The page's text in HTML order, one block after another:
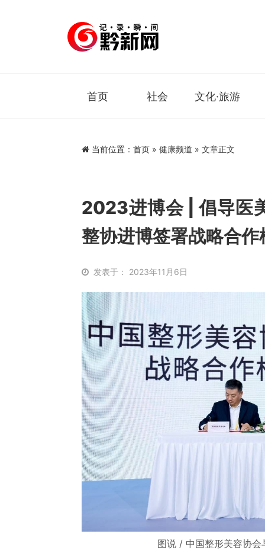
首页 社会 文化·旅游
当前位置： 首页 » 健康频道 » 文章正文
2023进博会 | 倡导医
整协进博签署战略合作
发表于： 2023年11月6日
图说 / 中国整形美容协